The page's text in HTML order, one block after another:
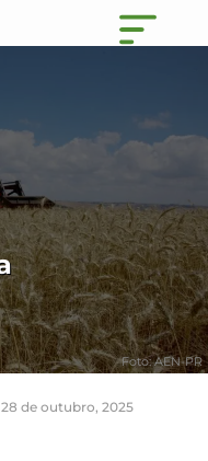
Foto: AEN-PR
28 de outubro, 2025